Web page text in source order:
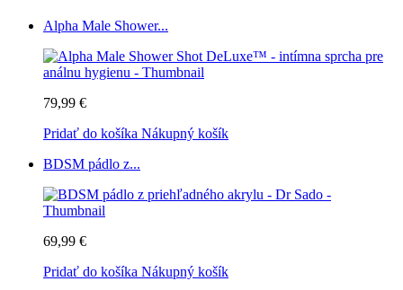
Alpha Male Shower...
79,99 €
Pridať do košíka Nákupný košík
BDSM pádlo z...
69,99 €
Pridať do košíka Nákupný košík